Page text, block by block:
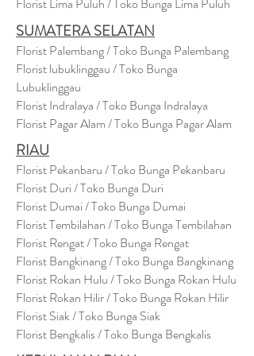
SUMATERA SELATAN
Florist Palembang / Toko Bunga Palembang
Florist lubuklinggau / Toko Bunga
Lubuklinggau
Florist Indralaya / Toko Bunga Indralaya
Florist Pagar Alam / Toko Bunga Pagar Alam
RIAU
Florist Pekanbaru / Toko Bunga Pekanbaru
Florist Duri / Toko Bunga Duri
Florist Dumai / Toko Bunga Dumai
Florist Tembilahan / Toko Bunga Tembilahan
Florist Rengat / Toko Bunga Rengat
Florist Bangkinang / Toko Bunga Bangkinang
Florist Rokan Hulu / Toko Bunga Rokan Hulu
Florist Rokan Hilir / Toko Bunga Rokan Hilir
Florist Siak / Toko Bunga Siak
Florist Bengkalis / Toko Bunga Bengkalis